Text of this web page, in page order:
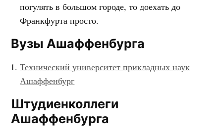
погулять в большом городе, то доехать до
Франкфурта просто.
Вузы Ашаффенбурга
Технический университет прикладных наук
Ашаффенбург
Штудиенколлеги
Ашаффенбурга